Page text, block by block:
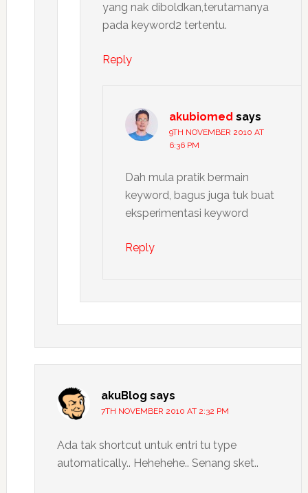
yang nak diboldkan,terutamanya
pada keyword2 tertentu.
Reply
akubiomed says
9TH NOVEMBER 2010 AT
6:36 PM
Dah mula pratik bermain
keyword, bagus juga tuk buat
eksperimentasi keyword
Reply
akuBlog says
7TH NOVEMBER 2010 AT 2:32 PM
Ada tak shortcut untuk entri tu type
automatically.. Hehehehe.. Senang sket..